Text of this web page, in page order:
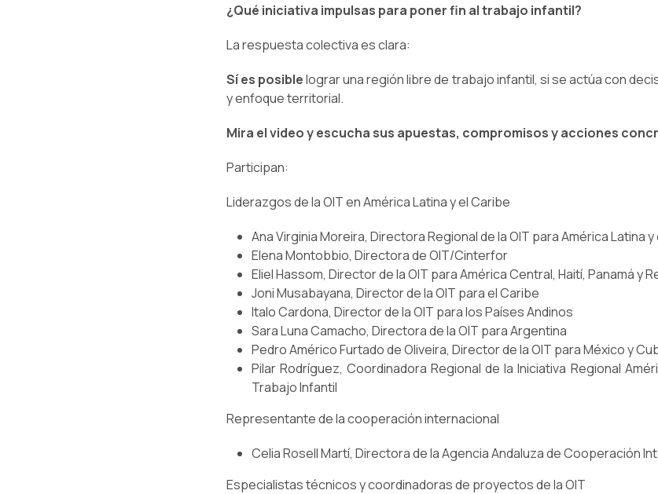
¿Qué iniciativa impulsas para poner fin al trabajo infantil?
La respuesta colectiva es clara:
Sí es posiblelograr una región libre de trabajo infantil, si se actúa con
y enfoque territorial.
Mira el video y escucha sus apuestas, compromisos y acciones
Participan:
Liderazgos de la OIT en América Latina y el Caribe
Ana Virginia Moreira, Directora Regional de la OIT para América Latina
Elena Montobbio, Directora de OIT/Cinterfor
Eliel Hassom, Director de la OIT para América Central, Haití, Panamá y
Joni Musabayana, Director de la OIT para el Caribe
Italo Cardona, Director de la OIT para los Países Andinos
Sara Luna Camacho, Directora de la OIT para Argentina
Pedro Américo Furtado de Oliveira, Director de la OIT para México y
Pilar Rodríguez, Coordinadora Regional de la Iniciativa Regional
Trabajo Infantil
Representante de la cooperación internacional
Celia Rosell Martí, Directora de la Agencia Andaluza de Cooperación
Especialistas técnicos y coordinadoras de proyectos de la OIT